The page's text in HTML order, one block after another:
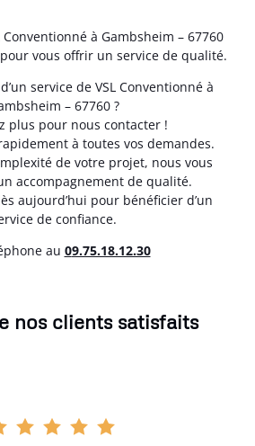
Conventionné à Gambsheim – 67760
vous offrir un service de qualité.
service de VSL Conventionné à
– 67760 ?
plus pour nous contacter !
à toutes vos demandes.
de votre projet, nous vous
accompagnement de qualité.
aujourd’hui pour bénéficier d’un
de confiance.
au 09.75.18.12.30
nos clients satisfaits